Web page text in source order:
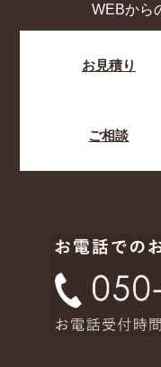
WEBから
お見積り
ご相談